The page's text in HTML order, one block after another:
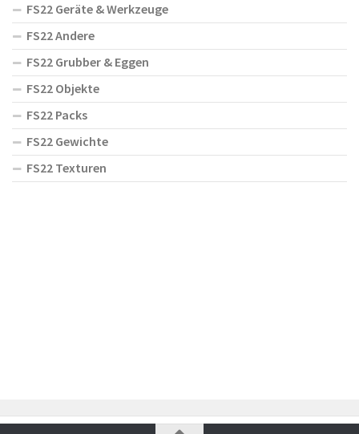
FS22 Geräte & Werkzeuge
FS22 Andere
FS22 Grubber & Eggen
FS22 Objekte
FS22 Packs
FS22 Gewichte
FS22 Texturen